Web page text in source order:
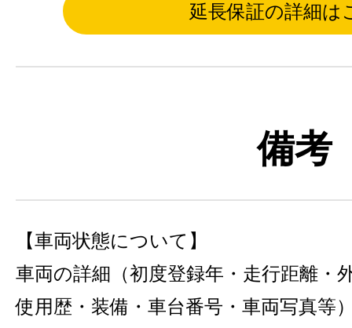
延長保証の詳細は
備考
【車両状態について】
車両の詳細（初度登録年・走行距離・
使用歴・装備・車台番号・車両写真等